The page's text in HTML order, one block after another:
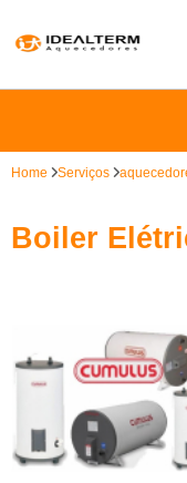
Home Serviços
Boiler